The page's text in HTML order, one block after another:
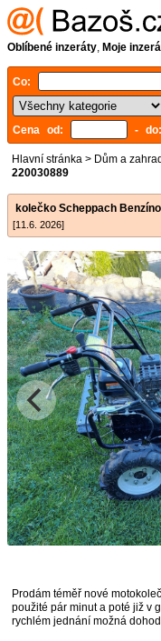
Oblíbené inzeráty, Moje
Co:
Cena od:
-
Hlavní stránka > Dům a
220030889
kolečko Scheppach
[11.6. 2026]
Prodám téměř nové
použité pár minut a poté již v
rychlém jednání možná